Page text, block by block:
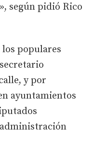
según pidió Rico
populares
y por
ayuntamientos